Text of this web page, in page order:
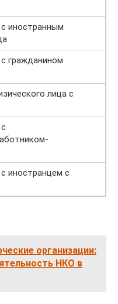
иностранным
гражданином
лица с
иностранцем с
организации:
НКО в